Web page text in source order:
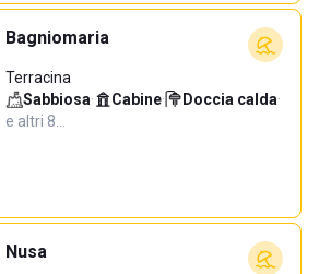
Bagniomaria
Terracina
Sabbiosa· Cabine· Doccia calda·
e altri 8…
Nusa